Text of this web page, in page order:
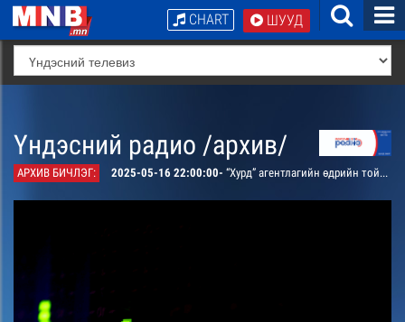
ШУУД
CHART
Үндэсний радио /архив/
АРХИВ БИЧЛЭГ: 2025-05-16 22:00:00- “Хурд” агентлагийн өдрийн тойм /давтана/